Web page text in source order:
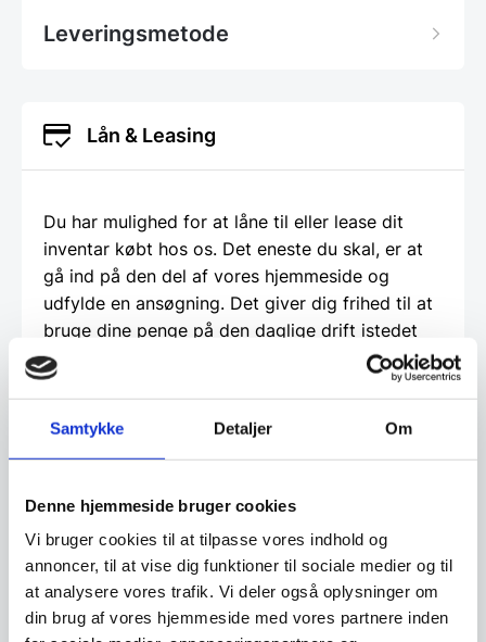
Samtykke Detaljer Om
Denne hjemmeside bruger cookies
Vi bruger cookies til at tilpasse vores indhold og
annoncer, til at vise dig funktioner til sociale medier og til
at analysere vores trafik. Vi deler også oplysninger om
din brug af vores hjemmeside med vores partnere inden
Leveringsmetode
Lån & Leasing
Du har mulighed for at låne til eller lease dit
inventar købt hos os. Det eneste du skal, er at
gå ind på den del af vores hjemmeside og
udfylde en ansøgning. Det giver dig frihed til at
bruge dine penge på den daglige drift istedet
for inventar. Det giver dig også mulighed for
måske at lave netop den indretning du har
skulle betale den kontant. Vi hos
www.restaurantinventar.dkhar ikke nogen
over vi finder det en god service. Og al
låntagning og leasing foregår direkte imellem
dig som kunde og en tredjepartner, som vi hos
restaurantinventar.dk har udvalgt til at tilbyde
denne service.